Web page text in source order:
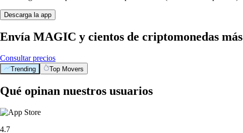
Descarga la app
Envía MAGIC y cientos de criptomonedas más
Consultar precios
Trending Top Movers
Qué opinan nuestros usuarios
4.7